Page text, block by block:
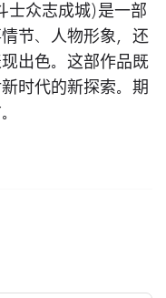
士众志成城)是一部
节、人物形象，还
出色。这部作品既
时代的新探索。期